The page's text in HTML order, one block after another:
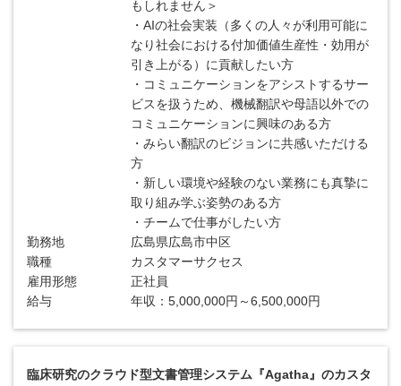
もしれません＞
・AIの社会実装（多くの人々が利用可能に
なり社会における付加価値生産性・効用が
引き上がる）に貢献したい方
・コミュニケーションをアシストするサー
ビスを扱うため、機械翻訳や母語以外での
コミュニケーションに興味のある方
・みらい翻訳のビジョンに共感いただける
方
・新しい環境や経験のない業務にも真摯に
取り組み学ぶ姿勢のある方
・チームで仕事がしたい方
勤務地
広島県広島市中区
職種
カスタマーサクセス
雇用形態
正社員
給与
年収：5,000,000円～6,500,000円
臨床研究のクラウド型文書管理システム『Agatha』のカスタ